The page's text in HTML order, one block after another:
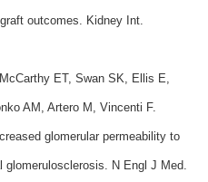
outcomes. Kidney Int.
ET, Swan SK, Ellis E,
AM, Artero M, Vincenti F.
glomerular permeability to
glomerulosclerosis. N Engl J Med.